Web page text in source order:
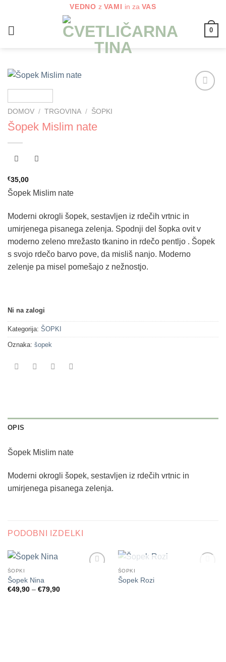
VEDNO z VAMI in za VAS
0
DOMOV / TRGOVINA / ŠOPKI
Šopek Mislim nate
€35,00
Šopek Mislim nate
Moderni okrogli šopek, sestavljen iz rdečih vrtnic in
umirjenega pisanega zelenja. Spodnji del šopka ovit v
moderno zeleno mrežasto tkanino in rdečo pentljo . Šopek
s svojo rdečo barvo pove, da misliš nanjo. Moderno
zelenje pa misel pomešajo z nežnostjo.
Ni na zalogi
Kategorija: ŠOPKI
Oznaka: šopek
OPIS
Šopek Mislim nate
Moderni okrogli šopek, sestavljen iz rdečih vrtnic in
umirjenega pisanega zelenja.
PODOBNI IZDELKI
ŠOPKI
Šopek Nina
€49,90 – €79,90Cenovni
ŠOPKI
Šopek Rozi